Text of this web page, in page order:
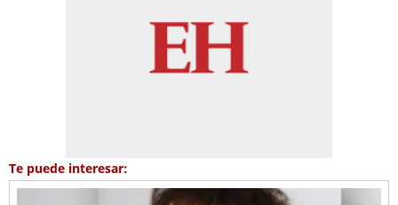
Te puede interesar: